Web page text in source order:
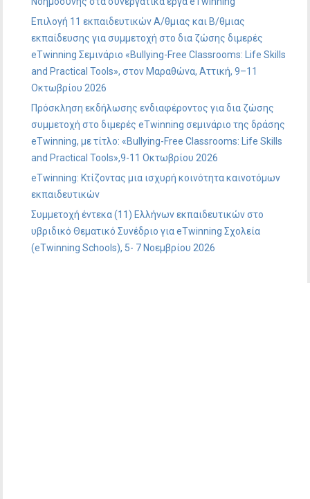
Επιλογή 11 εκπαιδευτικών Α/θμιας και Β/θμιας
εκπαίδευσης για συμμετοχή στο δια ζώσης διμερές
eTwinning Σεμινάριο «Bullying-Free Classrooms: Life Skills
and Practical Tools», στον Μαραθώνα, Αττική, 9–11
Οκτωβρίου 2026
Πρόσκληση εκδήλωσης ενδιαφέροντος για δια ζώσης
συμμετοχή στο διμερές eTwinning σεμινάριο της δράσης
eTwinning, με τίτλο: «Bullying-Free Classrooms: Life Skills
and Practical Tools»,9-11 Οκτωβρίου 2026
eTwinning: Κτίζοντας μια ισχυρή κοινότητα καινοτόμων
εκπαιδευτικών
Συμμετοχή έντεκα (11) Ελλήνων εκπαιδευτικών στο
υβριδικό Θεματικό Συνέδριο για eTwinning Σχολεία
(eTwinning Schools), 5- 7 Νοεμβρίου 2026